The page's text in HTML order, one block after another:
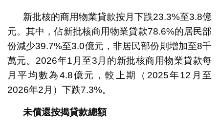
新批核的商用物業貸款按月下跌23.3%至3.8億
元。其中，佔新批核商用物業貸款78.6%的居民部
份減少39.7%至3.0億元，非居民部份則增加至8千
萬元。2026年1月至3月的新批核商用物業貸款每
月平均數為4.8億元，較上期（2025年12月至
2026年2月）下跌7.3%。
未償還按揭貸款總額